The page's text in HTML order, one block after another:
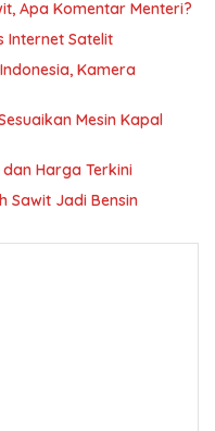
Apa Komentar Menteri?
Internet Satelit
Kamera
Mesin Kapal
Harga Terkini
Sawit Jadi Bensin